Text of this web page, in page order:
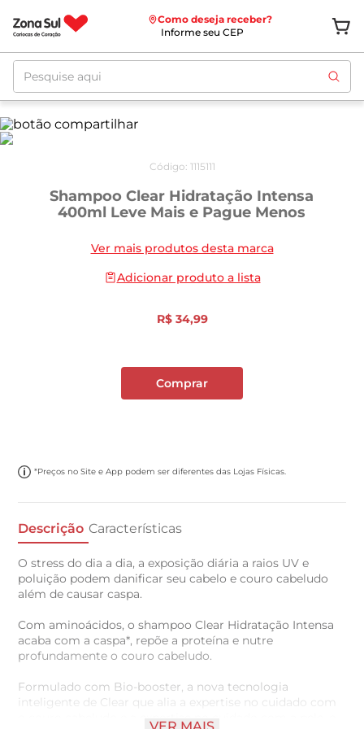
Como deseja receber?
Informe seu CEP
Pesquise aqui
Código: 1115111
Shampoo Clear Hidratação Intensa
400ml Leve Mais e Pague Menos
Ver mais produtos desta marca
Adicionar produto a lista
R$ 34,99
Comprar
*Preços no Site e App podem ser diferentes das Lojas Físicas.
Descrição Características
O stress do dia a dia, a exposição diária a raios UV e
poluição podem danificar seu cabelo e couro cabeludo
além de causar caspa.
Com aminoácidos, o shampoo Clear Hidratação Intensa
acaba com a caspa*, repõe a proteína e nutre
profundamente o couro cabeludo.
Formulado com Bio-booster, a nova tecnologia
inteligente de Clear que alia a expertise no cuidado com
o couro cabeludo e a expertise no cuidado com a pele, o